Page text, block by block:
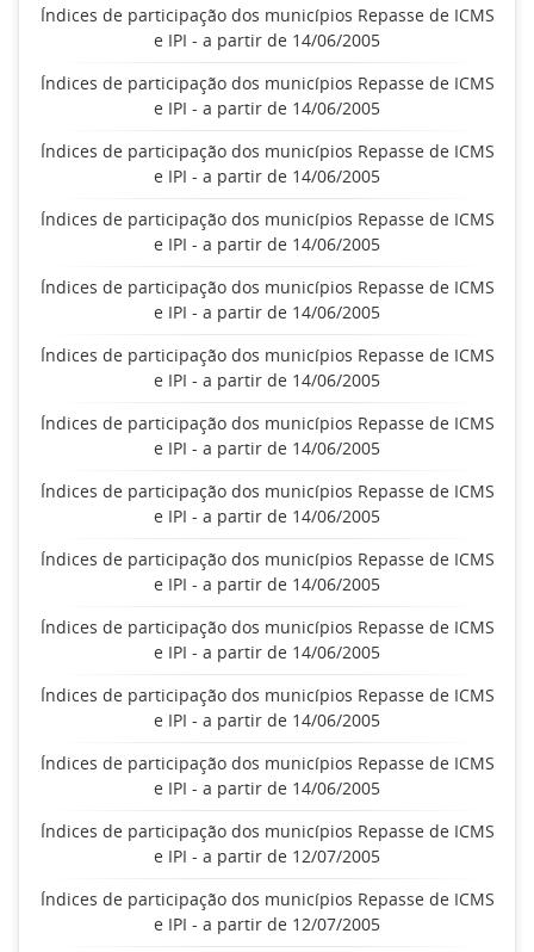
Índices de participação dos municípios Repasse de ICMS
e IPI - a partir de 14/06/2005
Índices de participação dos municípios Repasse de ICMS
e IPI - a partir de 14/06/2005
Índices de participação dos municípios Repasse de ICMS
e IPI - a partir de 14/06/2005
Índices de participação dos municípios Repasse de ICMS
e IPI - a partir de 14/06/2005
Índices de participação dos municípios Repasse de ICMS
e IPI - a partir de 14/06/2005
Índices de participação dos municípios Repasse de ICMS
e IPI - a partir de 14/06/2005
Índices de participação dos municípios Repasse de ICMS
e IPI - a partir de 14/06/2005
Índices de participação dos municípios Repasse de ICMS
e IPI - a partir de 14/06/2005
Índices de participação dos municípios Repasse de ICMS
e IPI - a partir de 14/06/2005
Índices de participação dos municípios Repasse de ICMS
e IPI - a partir de 14/06/2005
Índices de participação dos municípios Repasse de ICMS
e IPI - a partir de 14/06/2005
Índices de participação dos municípios Repasse de ICMS
e IPI - a partir de 14/06/2005
Índices de participação dos municípios Repasse de ICMS
e IPI - a partir de 12/07/2005
Índices de participação dos municípios Repasse de ICMS
e IPI - a partir de 12/07/2005